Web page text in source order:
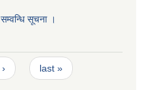
सम्वन्धि सूचना ।
last »